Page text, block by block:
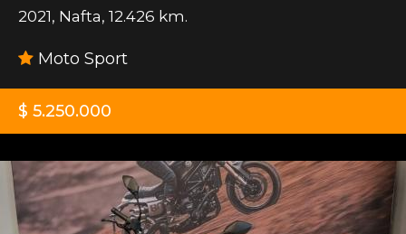
2021, Nafta, 12.426 km.
Moto Sport
$ 5.250.000